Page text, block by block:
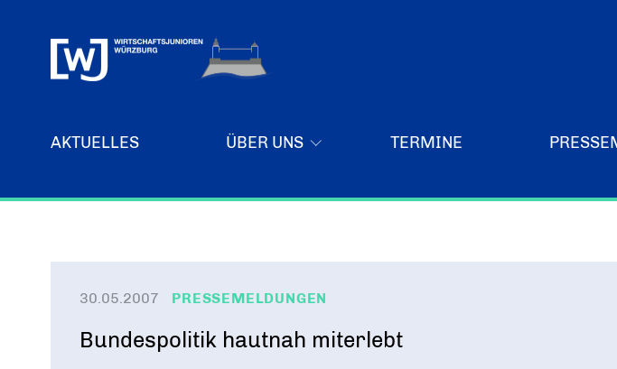
AKTUELLES ÜBER UNS TERMINE
Forum „Junge Wirtschaft“ – Mitgliedermagazin
UNSER NETZWERK
30.05.2007 PRESSEMELDUNGEN
Bundespolitik hautnah miterlebt